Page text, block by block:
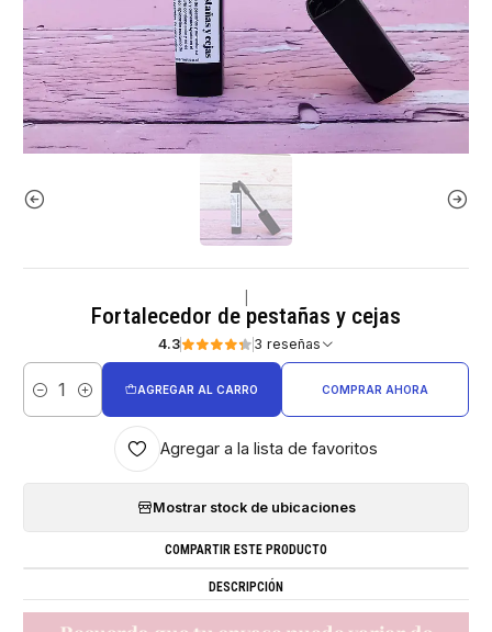
Fortalecedor de pestañas y cejas
4.3 3 reseñas
Cantidad
AGREGAR AL CARRO COMPRAR AHORA
Agregar a la lista de favoritos
Mostrar stock de ubicaciones
COMPARTIR ESTE PRODUCTO
DESCRIPCIÓN